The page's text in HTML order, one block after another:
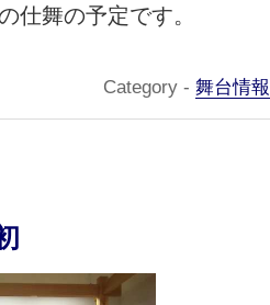
仕舞の予定です。
Category - 舞台情報